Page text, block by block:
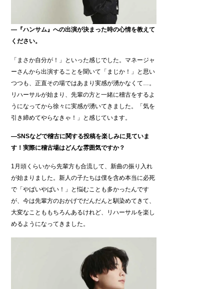
―『ハンサム』への出演が決まった時の心情を教えて
ください。
「まさか自分が！」といった感じでした。マネージャ
ーさんから出演することを聞いて「まじか！」と思い
つつも、正直その場ではあまり実感が湧かなくて…。
リハーサルが始まり、先輩の方と一緒に稽古をするよ
うになってから徐々に実感が湧いてきました。「気を
引き締めてやらなきゃ！」と感じています。
―SNSなどで稽古に関する投稿を楽しみに見ていま
す！実際に稽古場はどんな雰囲気ですか？
1月頭くらいから先輩方も合流して、新曲の振り入れ
が始まりました。新人の子たちは僕を含め本当に必死
で「やばいやばい！」と悩むことも多かったんです
が、今は先輩方のおかげでだんだんと馴染めてきて、
大変なことももちろんあるけれど、リハーサルを楽し
めるようになってきました。